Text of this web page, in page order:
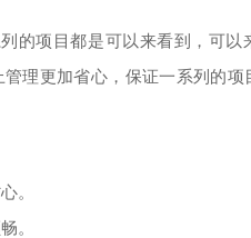
的项目都是可以来看到，可以
理更加省心，保证一系列的项
。
。